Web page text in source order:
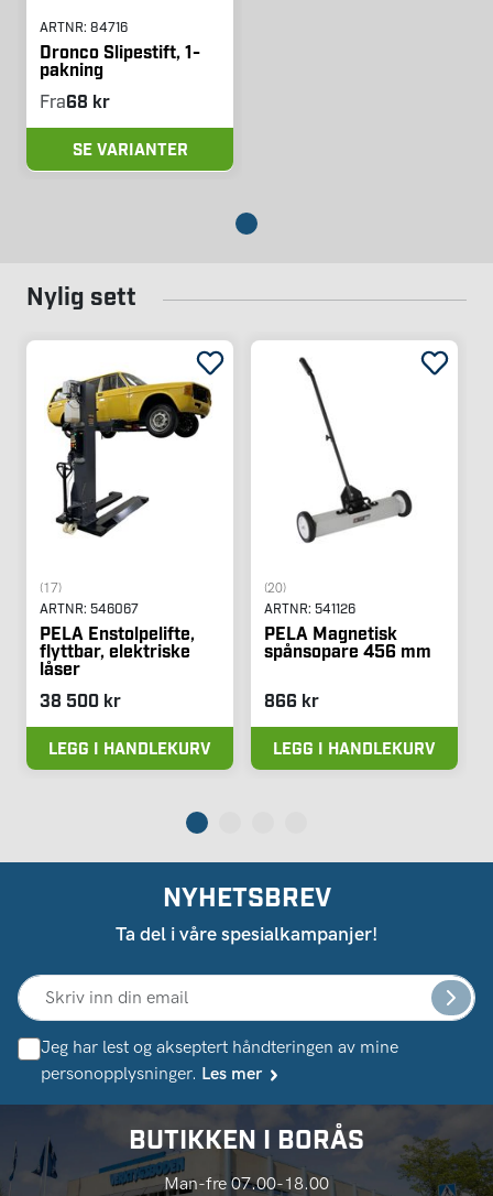
ARTNR: 84716
Dronco Slipestift, 1-
pakning
Fra68 kr
SE VARIANTER
Nylig sett
(17)
ARTNR: 546067
PELA Enstolpelifte,
flyttbar, elektriske
låser
38 500 kr
LEGG I HANDLEKURV
(20)
ARTNR: 541126
PELA Magnetisk
spånsopare 456 mm
866 kr
LEGG I HANDLEKURV
NYHETSBREV
Ta del i våre spesialkampanjer!
Jeg har lest og akseptert håndteringen av mine
personopplysninger. Les mer
BUTIKKEN I BORÅS
Man-fre 07.00-18.00